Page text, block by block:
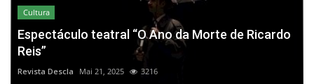
Cultura
Espectáculo teatral “O Ano da Morte de Ricardo
Reis”
Revista Descla Mai 21, 2025 3216